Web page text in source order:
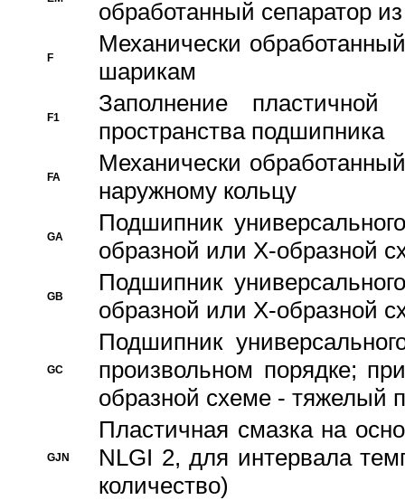
обработанный сепаратор
F
Механически
шарикам
F1
Заполнение
пространства подшипника
FA
Механически
наружному кольцу
GA
Подшипник
образной или Х-образной
GB
Подшипник
образной или Х-образной
GC
Подшипник
произвольном порядке;
образной схеме - тяжелый
GJN
Пластичная смазка на
NLGI 2, для интервала
количество)